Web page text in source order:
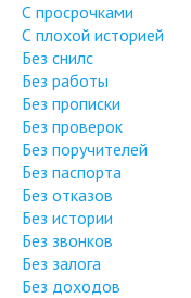
С просрочками
С плохой историей
Без снилс
Без работы
Без прописки
Без проверок
Без поручителей
Без паспорта
Без отказов
Без истории
Без звонков
Без залога
Без доходов